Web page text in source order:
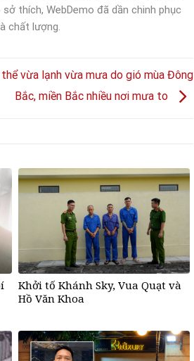
thích, WebDemo đã dần chinh phục
chất lượng.
vừa lạnh vừa mưa do gió mùa Đông
Bắc, miền Bắc nhiều nơi mưa to
Khởi tố Khánh Sky, Vua Quạt và
Hồ Văn Khoa